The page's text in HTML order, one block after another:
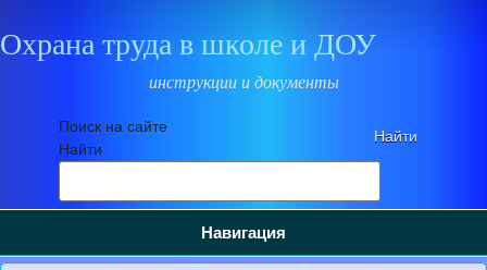
Охрана труда в школе и ДОУ
инструкции и документы
Поиск на сайте
Найти
Навигация